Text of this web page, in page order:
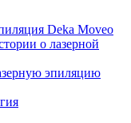
Deka Moveo
о лазерной
эпиляцию